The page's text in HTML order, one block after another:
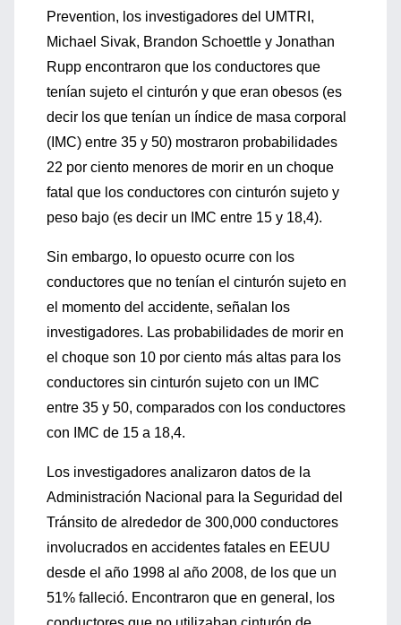
Prevention, los investigadores del UMTRI,
Michael Sivak, Brandon Schoettle y Jonathan
Rupp encontraron que los conductores que
tenían sujeto el cinturón y que eran obesos (es
decir los que tenían un índice de masa corporal
(IMC) entre 35 y 50) mostraron probabilidades
22 por ciento menores de morir en un choque
fatal que los conductores con cinturón sujeto y
peso bajo (es decir un IMC entre 15 y 18,4).
Sin embargo, lo opuesto ocurre con los
conductores que no tenían el cinturón sujeto en
el momento del accidente, señalan los
investigadores. Las probabilidades de morir en
el choque son 10 por ciento más altas para los
conductores sin cinturón sujeto con un IMC
entre 35 y 50, comparados con los conductores
con IMC de 15 a 18,4.
Los investigadores analizaron datos de la
Administración Nacional para la Seguridad del
Tránsito de alrededor de 300,000 conductores
involucrados en accidentes fatales en EEUU
desde el año 1998 al año 2008, de los que un
51% falleció. Encontraron que en general, los